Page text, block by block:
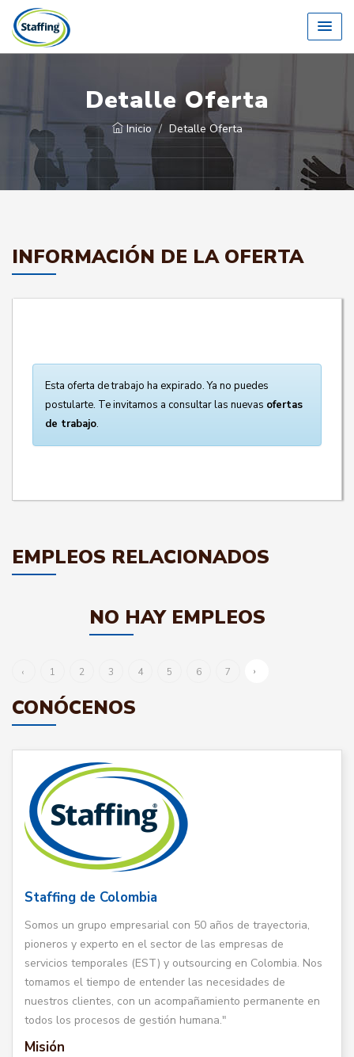
Detalle Oferta
Inicio Detalle Oferta
INFORMACIÓN DE LA OFERTA
Esta oferta de trabajo ha expirado. Ya no puedes
postularte. Te invitamos a consultar las nuevas ofertas
de trabajo.
EMPLEOS RELACIONADOS
NO HAY EMPLEOS
‹ 1 2 3 4 5 6 7 ›
CONÓCENOS
Staffing de Colombia
Somos un grupo empresarial con 50 años de trayectoria,
pioneros y experto en el sector de las empresas de
servicios temporales (EST) y outsourcing en Colombia. Nos
tomamos el tiempo de entender las necesidades de
nuestros clientes, con un acompañamiento permanente en
todos los procesos de gestión humana."
Misión